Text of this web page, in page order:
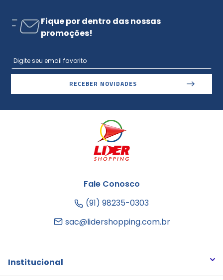
Fique por dentro das nossas
promoções!
RECEBER NOVIDADES
Fale Conosco
(91) 98235-0303
sac@lidershopping.com.br
Institucional